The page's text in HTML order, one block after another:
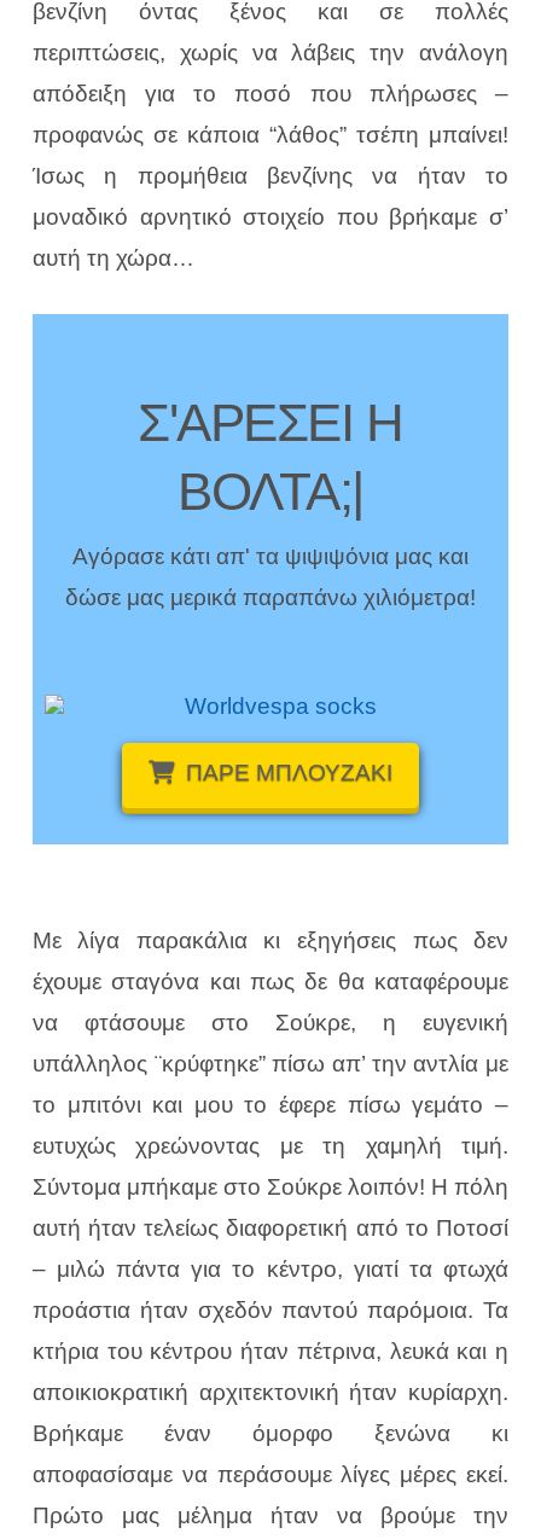
βενζίνη όντας ξένος και σε πολλές
περιπτώσεις, χωρίς να λάβεις την ανάλογη
απόδειξη για το ποσό που πλήρωσες –
προφανώς σε κάποια “λάθος” τσέπη μπαίνει!
Ίσως η προμήθεια βενζίνης να ήταν το
μοναδικό αρνητικό στοιχείο που βρήκαμε σ’
αυτή τη χώρα…
Σ'ΑΡΕΣΕΙ Η
ΒΟΛΤΑ;|
Αγόρασε κάτι απ' τα ψιψιψόνια μας και
δώσε μας μερικά παραπάνω χιλιόμετρα!
ΠΑΡΕ ΜΠΛΟΥΖΑΚΙ
Με λίγα παρακάλια κι εξηγήσεις πως δεν
έχουμε σταγόνα και πως δε θα καταφέρουμε
να φτάσουμε στο Σούκρε, η ευγενική
υπάλληλος ¨κρύφτηκε” πίσω απ’ την αντλία με
το μπιτόνι και μου το έφερε πίσω γεμάτο –
ευτυχώς χρεώνοντας με τη χαμηλή τιμή.
Σύντομα μπήκαμε στο Σούκρε λοιπόν! Η πόλη
αυτή ήταν τελείως διαφορετική από το Ποτοσί
– μιλώ πάντα για το κέντρο, γιατί τα φτωχά
προάστια ήταν σχεδόν παντού παρόμοια. Τα
κτήρια του κέντρου ήταν πέτρινα, λευκά και η
αποικιοκρατική αρχιτεκτονική ήταν κυρίαρχη.
Βρήκαμε έναν όμορφο ξενώνα κι
αποφασίσαμε να περάσουμε λίγες μέρες εκεί.
Πρώτο μας μέλημα ήταν να βρούμε την